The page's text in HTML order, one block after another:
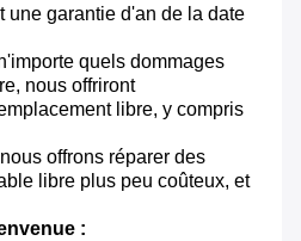
une garantie d'an de la date
quels dommages
nous offriront
libre, y compris
offrons réparer des
libre plus peu coûteux, et
: